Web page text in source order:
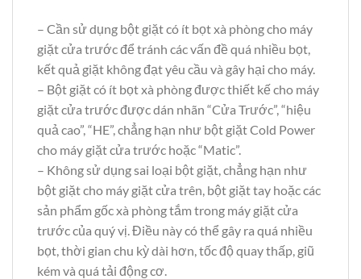
– Cần sử dụng bột giặt có ít bọt xà phòng cho máy
giặt cửa trước để tránh các vấn đề quá nhiều bọt,
kết quả giặt không đạt yêu cầu và gây hại cho máy.
– Bột giặt có ít bọt xà phòng được thiết kế cho máy
giặt cửa trước được dán nhãn “Cửa Trước”, “hiệu
quả cao”, “HE”, chẳng hạn như bột giặt Cold Power
cho máy giặt cửa trước hoặc “Matic”.
– Không sử dụng sai loại bột giặt, chẳng hạn như
bột giặt cho máy giặt cửa trên, bột giặt tay hoặc các
sản phẩm gốc xà phòng tắm trong máy giặt cửa
trước của quý vị. Điều này có thể gây ra quá nhiều
bọt, thời gian chu kỳ dài hơn, tốc độ quay thấp, giũ
kém và quá tải động cơ.